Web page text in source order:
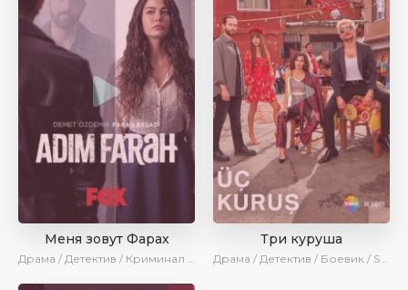
Меня зовут Фарах
Драма / Детектив / Криминал / SesDizi / Ирина Котова / AveTurk
Три куруша
Драма / Детектив / Боевик / SesDizi / Ирина Котова / AveTurk